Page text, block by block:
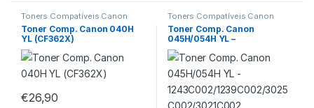
Toners Compatíveis Canon
Toner Comp. Canon 040H
YL (CF362X)
€26,90
Toners Compatíveis Canon
Toner Comp. Canon
045H/054H YL –
1243C002/1239C002/3025C
002/3021C002